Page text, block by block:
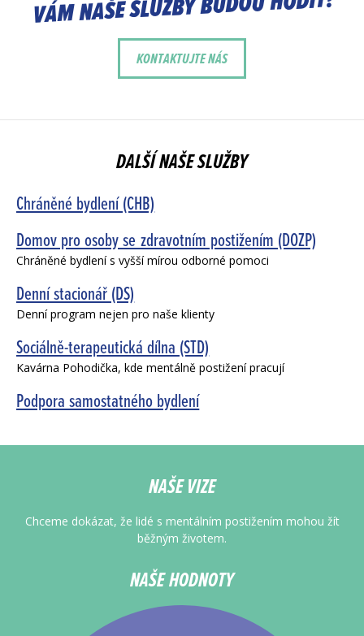
KONTAKTUJTE NÁS
DALŠÍ NAŠE SLUŽBY
Chráněné bydlení (CHB)
Domov pro osoby se zdravotním postižením (DOZP)
Chráněné bydlení s vyšší mírou odborné pomoci
Denní stacionář (DS)
Denní program nejen pro naše klienty
Sociálně-terapeutická dílna (STD)
Kavárna Pohodička, kde mentálně postižení pracují
Podpora samostatného bydlení
NAŠE VIZE
Chceme dokázat, že lidé s mentálním postižením mohou žít
běžným životem.
NAŠE HODNOTY